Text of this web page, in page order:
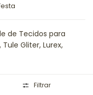
de Tecidos para
Gliter, Lurex,
Filtrar